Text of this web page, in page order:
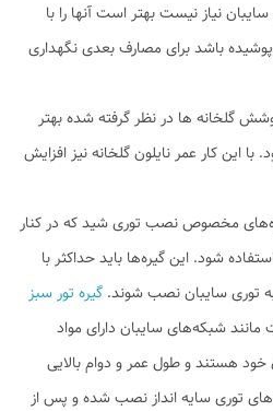
نیاز نیست بهتر است آنها را با
باشد برای مصارف بعدی نگهداری
گلخانه ها در نظر گرفته شده بهتر
این کار عمر نایلون گلخانه نیز افزایش
مخصوص نصب توری شید که در کنار
شود. این گیره‌ها باید حداکثر با
توری سایبان نصب ‌شوند. گیره تور سبز
شبکه‌های سایبان دارای مواد
خود هستند و طول عمر و دوام بالایی
توری سایه انداز نصب شده و پس از